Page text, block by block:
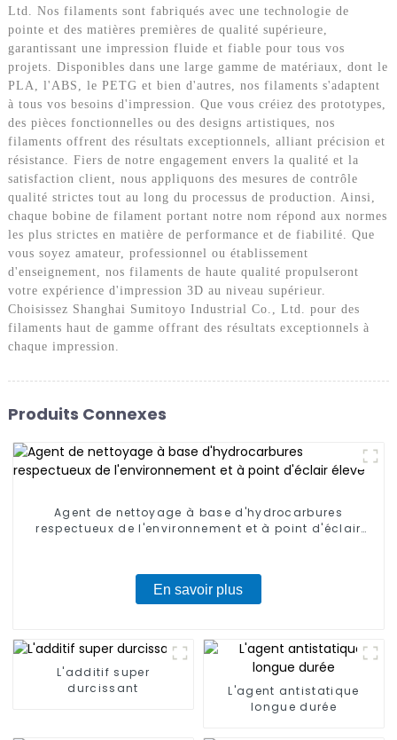
Ltd. Nos filaments sont fabriqués avec une technologie de
pointe et des matières premières de qualité supérieure,
garantissant une impression fluide et fiable pour tous vos
projets. Disponibles dans une large gamme de matériaux, dont le
PLA, l'ABS, le PETG et bien d'autres, nos filaments s'adaptent
à tous vos besoins d'impression. Que vous créiez des prototypes,
des pièces fonctionnelles ou des designs artistiques, nos
filaments offrent des résultats exceptionnels, alliant précision et
résistance. Fiers de notre engagement envers la qualité et la
satisfaction client, nous appliquons des mesures de contrôle
qualité strictes tout au long du processus de production. Ainsi,
chaque bobine de filament portant notre nom répond aux normes
les plus strictes en matière de performance et de fiabilité. Que
vous soyez amateur, professionnel ou établissement
d'enseignement, nos filaments de haute qualité propulseront
votre expérience d'impression 3D au niveau supérieur.
Choisissez Shanghai Sumitoyo Industrial Co., Ltd. pour des
filaments haut de gamme offrant des résultats exceptionnels à
chaque impression.
Produits Connexes
Agent de nettoyage à base d'hydrocarbures
respectueux de l'environnement et à point d'éclair
En savoir plus
L'additif super
durcissant
L'agent antistatique
longue durée